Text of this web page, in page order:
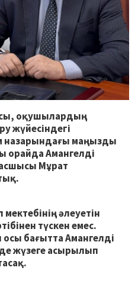
оқушылардың
жүйесіндегі
назарындағы маңызды
орайда Амангелді
Мұрат
әлеуетін
түскен емес.
осы бағытта Амангелді
жүзеге асырылып